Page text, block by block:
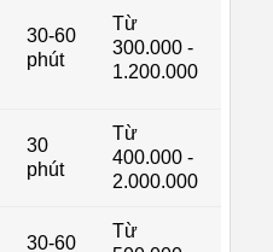
30-60
phút
Từ
300.000 -
1.200.000
30
phút
Từ
400.000 -
2.000.000
30-60
Từ